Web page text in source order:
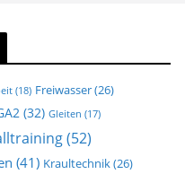
(18) Freiwasser(26)
(32) Gleiten (17)
(52)
(41) Kraultechnik(26)